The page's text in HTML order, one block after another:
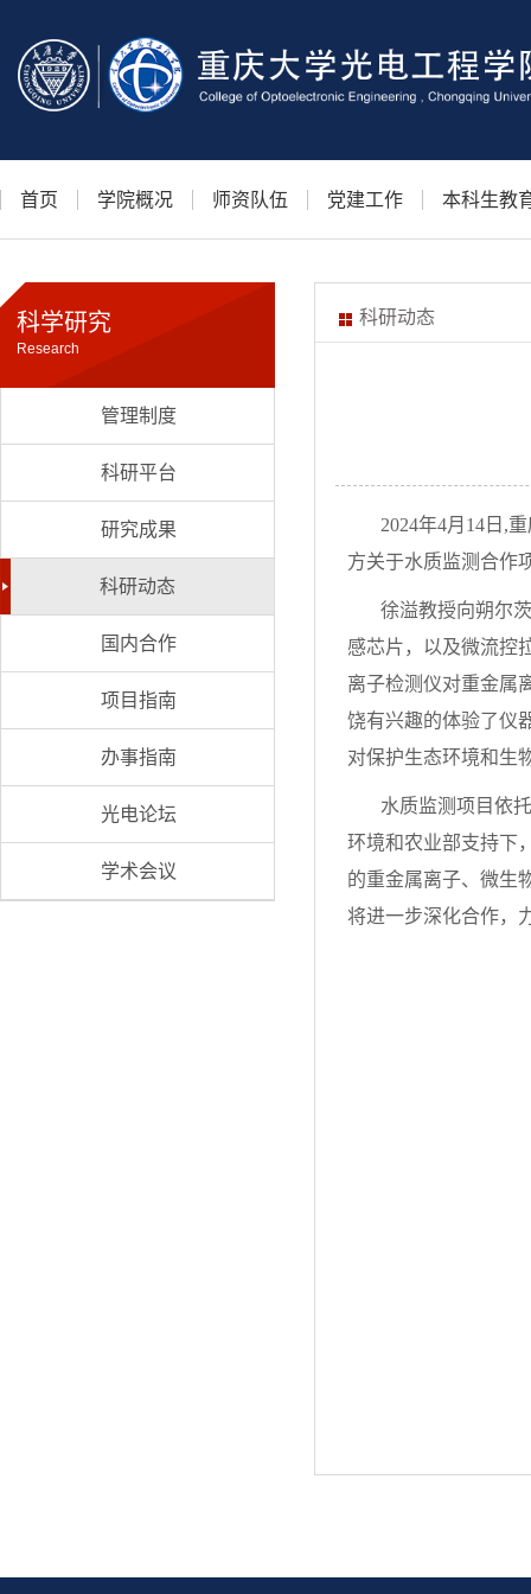
首页 学院概况 师资队伍 党建工作 本科生教
科学研究
Research
管理制度
科研平台
研究成果
科研动态
国内合作
项目指南
办事指南
光电论坛
学术会议
科研动态
2024年4月 14 日 ,
方关于水质监测合作
徐溢教授向朔尔
感芯片，以及微流控
离子检测仪对重金属
饶有兴趣的体验了仪
对保护生态环境和生
水质监测项目依
环境和农业部支持下
的重金属离子、微生
将进一步深化合作，